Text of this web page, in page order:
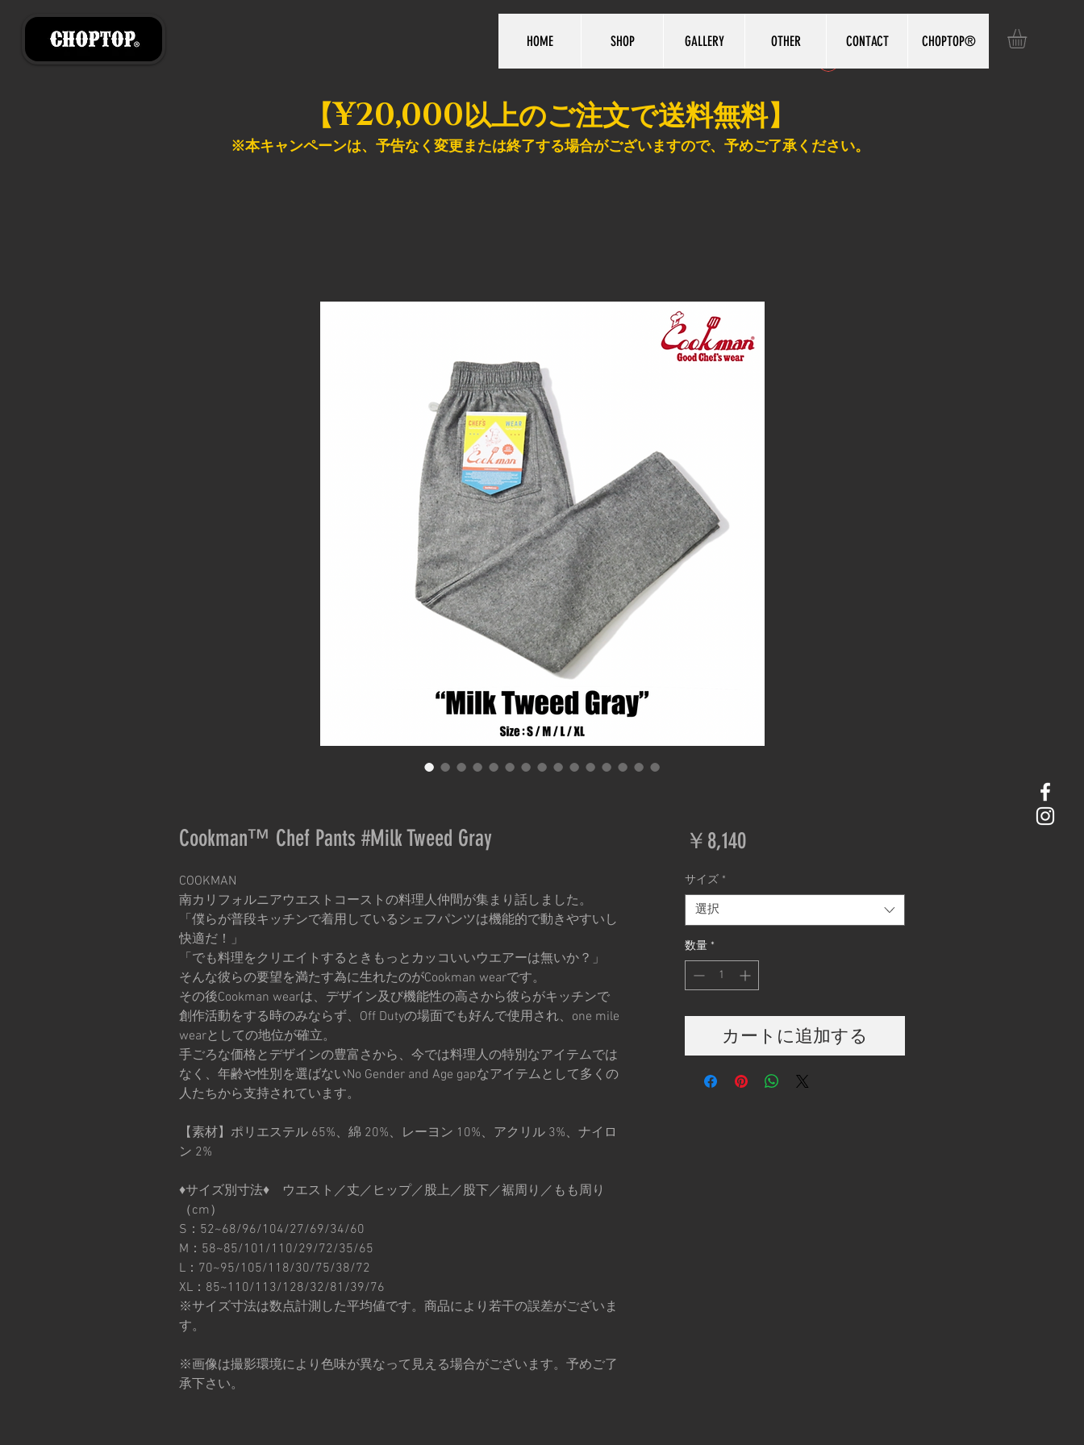
HOME SHOP GALLERY OTHER CONTACT CHOPTOP®️
【¥20,000以上のご注文で送料無料】
※本キャンペーンは、予告なく変更または終了する場合がございますので、予めご了承ください。
Cookman™️ Chef Pants #Milk Tweed Gray
COOKMAN
南カリフォルニアウエストコーストの料理人仲間が集まり話しました。
「僕らが普段キッチンで着用しているシェフパンツは機能的で動きやすいし
快適だ！」
「でも料理をクリエイトするときもっとカッコいいウエアーは無いか？」
そんな彼らの要望を満たす為に生れたのがCookman wearです。
その後Cookman wearは、デザイン及び機能性の高さから彼らがキッチンで
創作活動をする時のみならず、Off Dutyの場面でも好んで使用され、one mile
wearとしての地位が確立。
手ごろな価格とデザインの豊富さから、今では料理人の特別なアイテムでは
なく、年齢や性別を選ばないNo Gender and Age gapなアイテムとして多くの
人たちから支持されています。
【素材】ポリエステル 65%、綿 20%、レーヨン 10%、アクリル 3%、ナイロ
ン 2%
♦︎サイズ別寸法♦︎ ウエスト／丈／ヒップ／股上／股下／裾周り／もも周り
（cm）
S：52~68/96/104/27/69/34/60
M：58~85/101/110/29/72/35/65
L：70~95/105/118/30/75/38/72
XL：85~110/113/128/32/81/39/76
※サイズ寸法は数点計測した平均値です。商品により若干の誤差がございま
す。
※画像は撮影環境により色味が異なって見える場合がございます。予めご了
承下さい。
￥8,140価
サイズ *
選択
数量 *
カートに追加する